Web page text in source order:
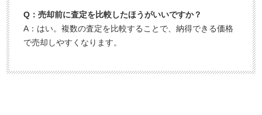
Q：売却前に査定を比較したほうがいいですか？
A：はい。複数の査定を比較することで、納得できる価格
で売却しやすくなります。